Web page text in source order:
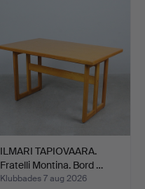
ILMARI TAPIOVAARA.
Fratelli Montina. Bord …
Klubbades 7 aug 2026